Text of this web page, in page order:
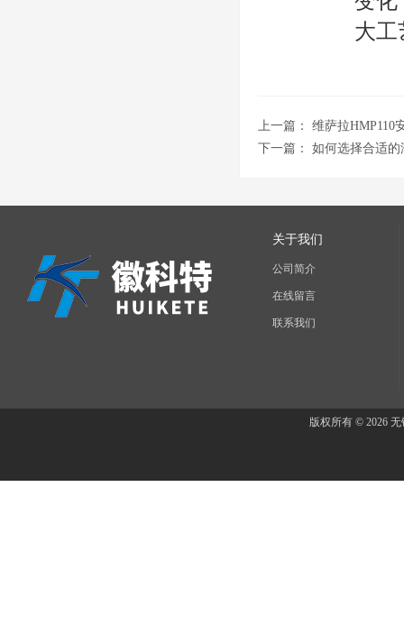
大工
上一篇： 维萨拉HMP110
下一篇： 如何选择合适
关于我们
公司简介
在线留言
联系我们
版权所有 © 2026